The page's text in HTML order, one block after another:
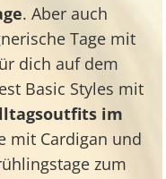
. Aber auch
Tage mit
dich auf dem
Basic Styles mit
im
mit Cardigan und
zum